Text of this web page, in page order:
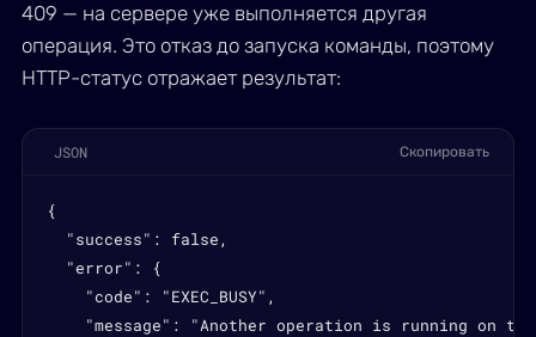
409 — на сервере уже выполняется другая
операция. Это отказ до запуска команды, поэтому
HTTP-статус отражает результат:
JSON Скопировать
{
  "success": false,
  "error": {
    "code": "EXEC_BUSY",
"message": "Another operation is running on